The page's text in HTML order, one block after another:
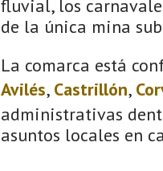
fluvial, los
de la única mina
La comarca está
Avilés, Castrillón,
administrativas
asuntos locales en